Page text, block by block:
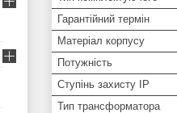
Гарантійний термін
Матеріал корпусу
Потужність
Ступінь захисту IP
Тип трансформатора